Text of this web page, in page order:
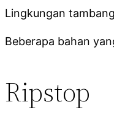
Lingkungan
Beberapa bahan
Ripstop